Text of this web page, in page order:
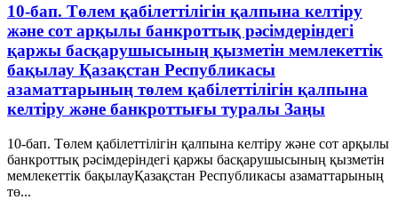
10-бап. Төлем қабілеттілігін қалпына келтіру
және сот арқылы банкроттық рәсімдеріндегі
қаржы басқарушысының қызметін мемлекеттік
бақылау Қазақстан Республикасы
азаматтарының төлем қабілеттілігін қалпына
келтіру және банкроттығы туралы Заңы
10-бап. Төлем қабілеттілігін қалпына келтіру және сот арқылы
банкроттық рәсімдеріндегі қаржы басқарушысының қызметін
мемлекеттік бақылауҚазақстан Республикасы азаматтарының
тө...